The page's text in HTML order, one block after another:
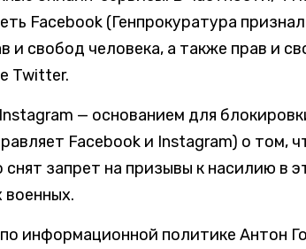
Facebook (Генпрокуратура
и свобод человека, а также прав и
Twitter.
— основанием для
Facebook и Instagram) о том,
запрет на призывы к насилию в
военных.
информационной политике Антон